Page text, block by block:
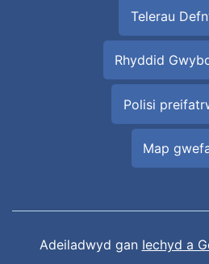
Telerau
Rhyddid
Polisi
Map
Adeiladwyd gan Iechyd a